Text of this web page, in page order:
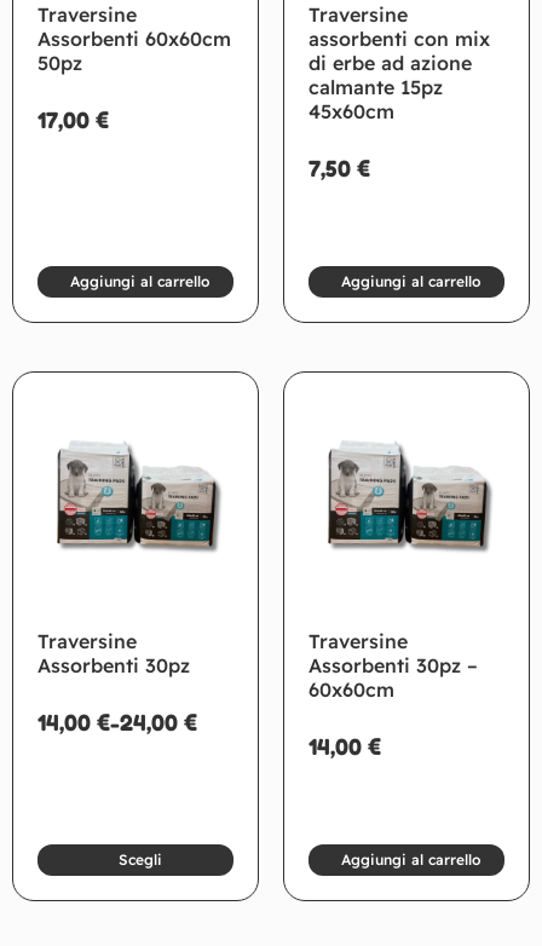
Traversine
Assorbenti 60x60cm
50pz
17,00 €
Aggiungi al carrello
Traversine
assorbenti con mix
di erbe ad azione
calmante 15pz
45x60cm
7,50 €
Aggiungi al carrello
Traversine
Assorbenti 30pz
14,00 €-24,00 €
Scegli
Traversine
Assorbenti 30pz –
60x60cm
14,00 €
Aggiungi al carrello